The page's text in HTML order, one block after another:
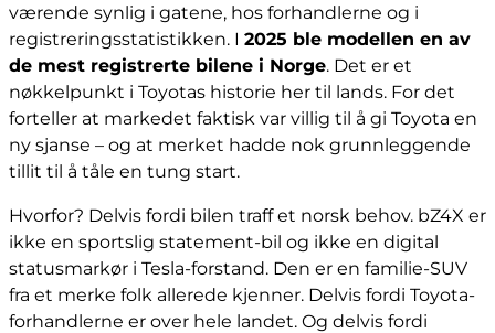
værende synlig i gatene, hos forhandlerne og i
registreringsstatistikken. I 2025 ble modellen en av
de mest registrerte bilene i Norge. Det er et
nøkkelpunkt i Toyotas historie her til lands. For det
forteller at markedet faktisk var villig til å gi Toyota en
ny sjanse – og at merket hadde nok grunnleggende
tillit til å tåle en tung start.
Hvorfor? Delvis fordi bilen traff et norsk behov. bZ4X er
ikke en sportslig statement-bil og ikke en digital
statusmarkør i Tesla-forstand. Den er en familie-SUV
fra et merke folk allerede kjenner. Delvis fordi Toyota-
forhandlerne er over hele landet. Og delvis fordi